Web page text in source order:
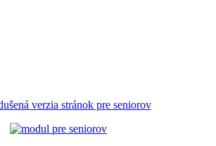
verzia stránok pre seniorov